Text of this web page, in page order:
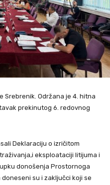
Srebrenik. Održana je 4. hitna
prekinutog 6. redovnog
Deklaraciju o izričitom
eksploataciji litijuma i
donošenja Prostornoga
su i zaključci koji se